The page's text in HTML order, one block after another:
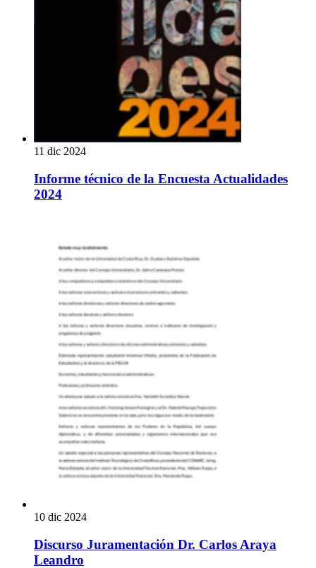
11 dic 2024
Informe técnico de la Encuesta Actualidades
2024
10 dic 2024
Discurso Juramentación Dr. Carlos Araya
Leandro